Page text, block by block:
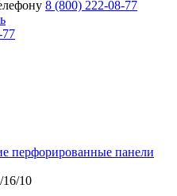
8 (800) 222-08-77
77
перфорированные панели
16/10